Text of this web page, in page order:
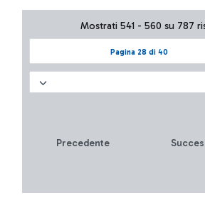
Pagina 28 di 40
Mostrati 541 - 560 su 787
Precedente